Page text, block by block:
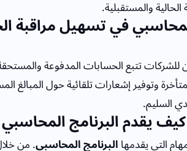
والمستقبلية.
في تسهيل مراقبة
للشركات تتبع الحسابات المدفوعة
وتوفير إشعارات تلقائية حول المبالغ
السليم.
كيف يقدم البرنامج
التي يقدمهاالبرنامج المحاسبي. من